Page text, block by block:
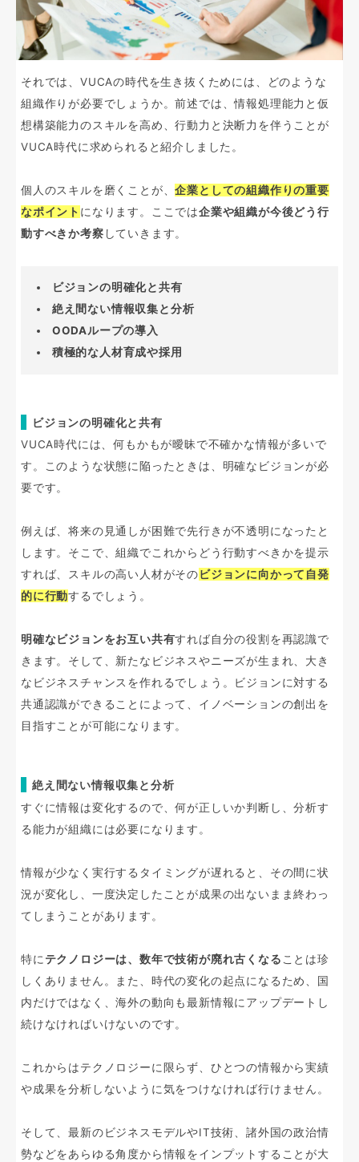
それでは、VUCAの時代を生き抜くためには、どのような
組織作りが必要でしょうか。前述では、情報処理能力と仮
想構築能力のスキルを高め、行動力と決断力を伴うことが
VUCA時代に求められると紹介しました。
個人のスキルを磨くことが、企業としての組織作りの重要
なポイント になります。ここでは企業や組織が今後どう行
動すべきか考察 していきます。
ビジョンの明確化と共有
絶え間ない情報収集と分析
OODAループの導入
積極的な人材育成や採用
ビジョンの明確化と共有
VUCA時代には、何もかもが曖昧で不確かな情報が多いで
す。このような状態に陥ったときは、明確なビジョンが必
要です。
例えば、将来の見通しが困難で先行きが不透明になったと
します。そこで、組織でこれからどう行動すべきかを提示
すれば、スキルの高い人材がそのビジョンに向かって自発
的に行動するでしょう。
明確なビジョンをお互い共有すれば自分の役割を再認識で
きます。そして、新たなビジネスやニーズが生まれ、大き
なビジネスチャンスを作れるでしょう。ビジョンに対する
共通認識ができることによって、イノベーションの創出を
目指すことが可能になります。
絶え間ない情報収集と分析
すぐに情報は変化するので、何が正しいか判断し、分析す
る能力が組織には必要になります。
情報が少なく実行するタイミングが遅れると、その間に状
況が変化し、一度決定したことが成果の出ないまま終わっ
てしまうことがあります。
特に テクノロジーは、数年で技術が廃れ古くなる ことは珍
しくありません。また、時代の変化の起点になるため、国
内だけではなく、海外の動向も最新情報にアップデートし
続けなければいけないのです。
これからはテクノロジーに限らず、ひとつの情報から実績
や成果を分析しないように気をつけなければ行けません。
そして、最新のビジネスモデルやIT技術、諸外国の政治情
勢などをあらゆる角度から情報をインプットすることが大